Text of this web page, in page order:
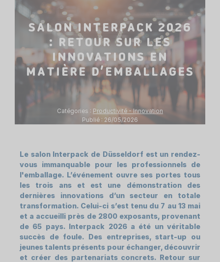
SALON INTERPACK 2026
: RETOUR SUR LES
INNOVATIONS EN
MATIÈRE D’EMBALLAGES
Catégories : Productivité - Innovation
Publié : 26/05/2026
Le salon Interpack de Düsseldorf est un rendez-
vous immanquable pour les professionnels de
l'emballage. L’événement ouvre ses portes tous
les trois ans et est une démonstration des
dernières innovations d’un secteur en totale
transformation. Celui-ci s’est tenu du 7 au 13 mai
et a accueilli près de 2800 exposants, provenant
de 65 pays. Interpack 2026 a été un véritable
succès de foule. Des entreprises, start-up ou
jeunes talents présents pour échanger, découvrir
et créer des partenariats concrets. Retour sur